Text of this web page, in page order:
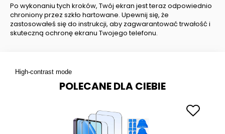
Po wykonaniu tych kroków, Twój ekran jest teraz odpowiednio
chroniony przez szkło hartowane. Upewnij się, że
zastosowałeś się do instrukcji, aby zagwarantować trwałość i
skuteczną ochronę ekranu Twojego telefonu.
High-contrast mode
POLECANE DLA CIEBIE